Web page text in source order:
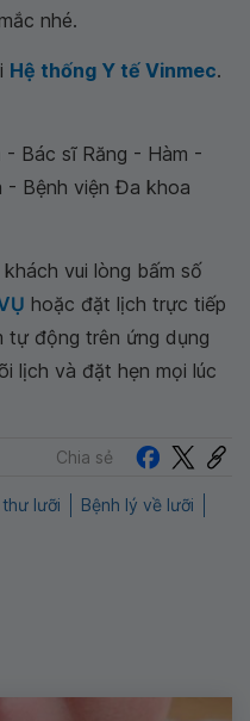
nhé.
Hệ thống Y tế Vinmec.
- Bác sĩ Răng - Hàm -
- Bệnh viện Đa khoa
vui lòng bấm số
hoặc đặt lịch trực tiếp
tự động trên ứng dụng
lịch và đặt hẹn mọi lúc
Chia sẻ
lưỡi
Bệnh lý về lưỡi